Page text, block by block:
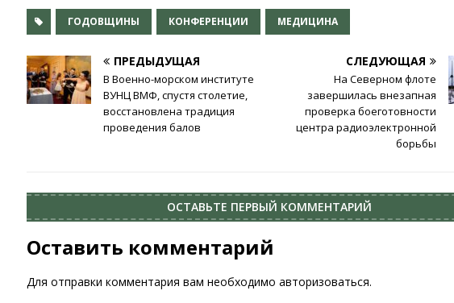
ГОДОВЩИНЫ КОНФЕРЕНЦИИ МЕДИЦИНА
ПРЕДЫДУЩАЯ
В Военно-морском институте
ВУНЦ ВМФ, спустя столетие,
восстановлена традиция
проведения балов
СЛЕДУЮЩАЯ
На Северном флоте
завершилась внезапная
проверка боеготовности
центра радиоэлектронной
борьбы
ОСТАВЬТЕ ПЕРВЫЙ КОММЕНТАРИЙ
Оставить комментарий
Для отправки комментария вам необходимоавторизоваться.